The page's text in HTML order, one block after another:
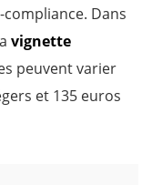
Dans
vignette
peuvent varier
et 135 euros